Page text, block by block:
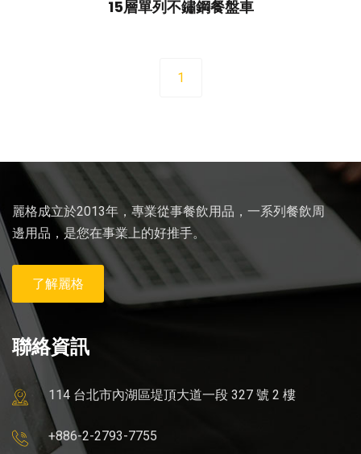
15層單列不鏽鋼餐盤車
1
麗格成立於2013年，專業從事餐飲用品，一系列餐飲周
邊用品，是您在事業上的好推手。
了解麗格
聯絡資訊
114 台北市內湖區堤頂大道一段 327 號 2 樓
+886-2-2793-7755